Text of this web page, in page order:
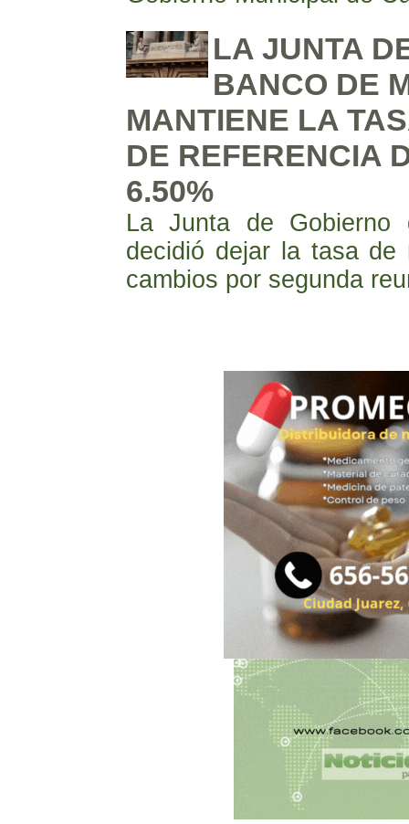
LA JUNTA
BANCO DE
MANTIENE LA
DE REFERENCIA
6.50%
La Junta de Gobierno
decidió dejar la tasa de
cambios por segunda